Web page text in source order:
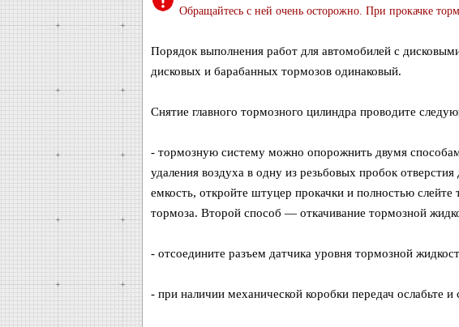
Обращайтесь с ней очень осторожно. При прокачке
Порядок выполнения работ для автомобилей с
дисковых и барабанных тормозов одинаковый.
Снятие главного тормозного цилиндра проводите
- тормозную систему можно опорожнить двумя
удаления воздуха в одну из резьбовых пробок
емкость, откройте штуцер прокачки и полностью
тормоза. Второй способ — откачивание тормозной
- отсоедините разъем датчика уровня тормозной
- при наличии механической коробки передач ослабьте